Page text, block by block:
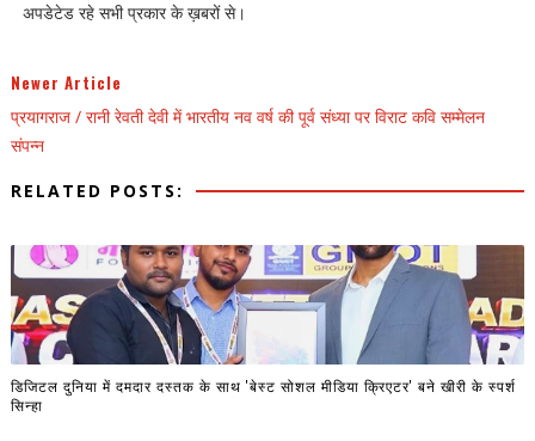
अपडेटेड रहे सभी प्रकार के ख़बरों से।
Newer Article
प्रयागराज / रानी रेवती देवी में भारतीय नव वर्ष की पूर्व संध्या पर विराट कवि सम्मेलन
संपन्न
RELATED POSTS:
डिजिटल दुनिया में दमदार दस्तक के साथ 'बेस्ट सोशल मीडिया क्रिएटर' बने खीरी के स्पर्श
सिन्हा